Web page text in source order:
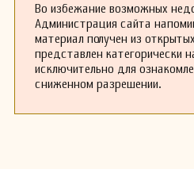
Во избежание возможных
Администрация сайта
материал получен из
представлен категорически
исключительно для
сниженном разрешении.